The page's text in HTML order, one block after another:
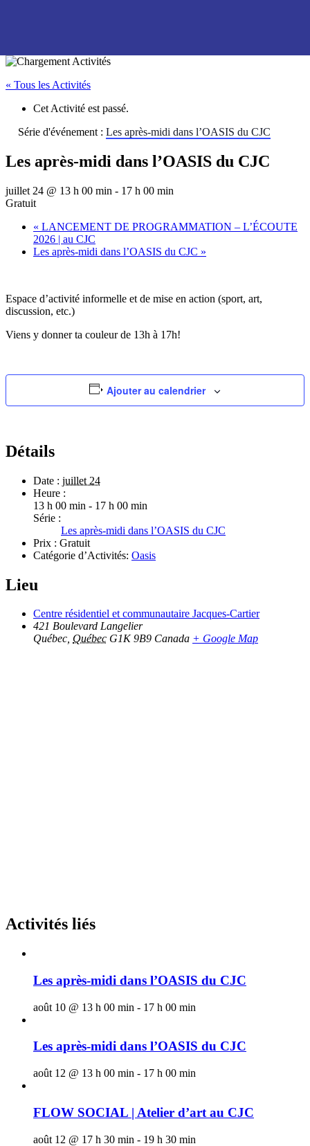
« Tous les Activités
Cet Activité est passé.
Série d'événement : Les après-midi dans l’OASIS du CJC
Les après-midi dans l’OASIS du CJC
juillet 24 @ 13 h 00 min - 17 h 00 min
Gratuit
« LANCEMENT DE PROGRAMMATION – L’ÉCOUTE
2026 | au CJC
Les après-midi dans l’OASIS du CJC »
Espace d’activité informelle et de mise en action (sport, art,
discussion, etc.)
Viens y donner ta couleur de 13h à 17h!
Ajouter au calendrier
Détails
Date : juillet 24
Heure :
13 h 00 min - 17 h 00 min
Série :
Les après-midi dans l’OASIS du CJC
Prix : Gratuit
Catégorie d’Activités: Oasis
Lieu
Centre résidentiel et communautaire Jacques-Cartier
421 Boulevard Langelier
Québec, Québec G1K 9B9 Canada + Google Map
Activités liés
Les après-midi dans l’OASIS du CJC
août 10 @ 13 h 00 min - 17 h 00 min
Les après-midi dans l’OASIS du CJC
août 12 @ 13 h 00 min - 17 h 00 min
FLOW SOCIAL | Atelier d’art au CJC
août 12 @ 17 h 30 min - 19 h 30 min